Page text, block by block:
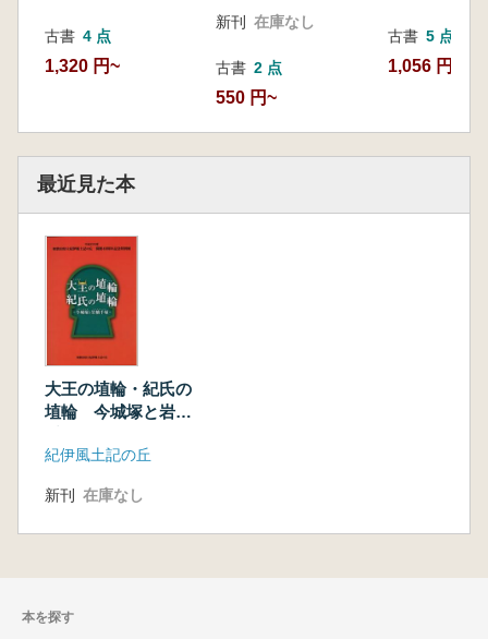
古書 4 点
1,320 円~
新刊 在庫なし
古書 2 点
550 円~
古書 5 点
1,056 円~
最近見た本
大王の埴輪・紀氏の
埴輪 今城塚と岩橋
紀伊風土記の丘
新刊 在庫なし
本を探す